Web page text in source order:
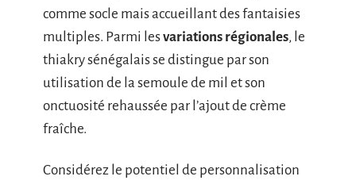
comme socle mais accueillant des fantaisies
multiples. Parmi lesvariations régionales, le
thiakry sénégalais se distingue par son
utilisation de la semoule de mil et son
onctuosité rehaussée par l’ajout de crème
fraîche.
Considérez le potentiel de personnalisation